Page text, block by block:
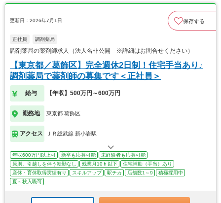
更新日：2026年7月1日 保存する
正社員 調剤薬局
調剤薬局の薬剤師求人（法人名非公開 ※詳細はお問合せください）
【東京都／葛飾区】完全週休2日制！住宅手当あり♪
調剤薬局で薬剤師の募集です＜正社員＞
給与 【年収】500万円～600万円
勤務地 東京都 葛飾区
アクセス ＪＲ総武線 新小岩駅
年収600万円以上可 新卒も応募可能
未経験者も応募可能
原則、引越しを伴う転勤なし
残業月10ｈ以下
住宅補助（手当）あり
産休・育休取得実績有り
スキルアップ 駅チカ 店舗数1～9
積極採用中
夏～秋入職可